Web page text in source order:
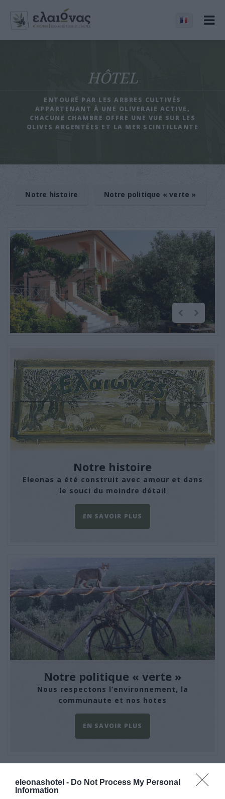
eleonashotel - Do Not Process My Personal
Information
HÔTEL
ENTOURÉ PAR LES ARBRES CULTIVÉS
APPARTENANT À UNE OLIVERAIE ACTIVE,
CHACUNE CHAMBRE OFFRE UNE VUE SUR LES
OLIVES ARGENTÉES ET LA MER SCINTILLANTE
Notre histoire Notre politique « verte »
Notre histoire
Eleonas a été construit avec amour et dans
le souci du moindre détail
EN SAVOIR PLUS
Notre politique « verte »
Nous respectons l’environnement, la
communaute et nos hotes
EN SAVOIR PLUS
L’eleonas, l’oliveraie en grec, est située sur une colline
entourée d’arbres centenaires plantés par notre famille,
dans le delta fertile de la rivière où elle bénéficie d’une